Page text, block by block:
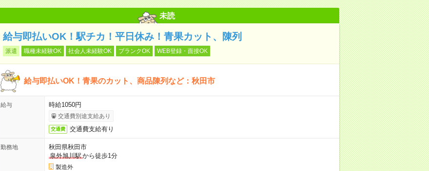
未読
給与即払いOK！駅チカ！平日休み！青果カット、陳列
派遣 職種未経験OK 社会人未経験OK ブランクOK WEB登録・面接OK
給与即払いOK！青果のカット、商品陳列など：秋田市
給与 時給1050円
交通費別途支給あり
交通費 交通費支給有り
勤務地
秋田県秋田市
泉外旭川駅から徒歩1分
製造外